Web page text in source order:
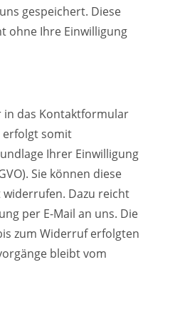
gespeichert. Diese
ohne Ihre Einwilligung
in das Kontaktformular
erfolgt somit
Ihrer Einwilligung
Sie können diese
Dazu reicht
per E-Mail an uns. Die
zum Widerruf erfolgten
bleibt vom